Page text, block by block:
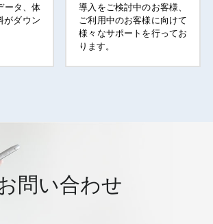
注3
ル長 3 m / 5 m / 10 m
ェクタ―の状況に応じて、Inertia命令によるパラ
てください。（パラメータ算出方法は取扱説明書
ログラムにより異なります。
1）
ータ、体
がダウン
導入をご検討中のお客様、
ご利用中のお客様に向けて
様々なサポートを行ってお
ります。
問い合わせ